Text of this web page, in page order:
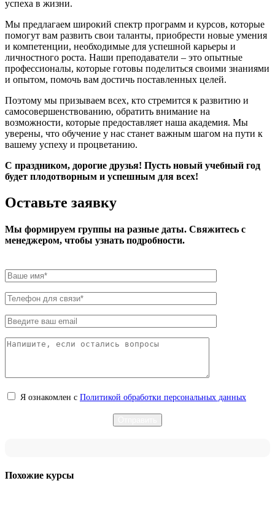
успеха в жизни.
Мы предлагаем широкий спектр программ и курсов, которые
помогут вам развить свои таланты, приобрести новые умения
и компетенции, необходимые для успешной карьеры и
личностного роста. Наши преподаватели – это опытные
профессионалы, которые готовы поделиться своими знаниями
и опытом, помочь вам достичь поставленных целей.
Поэтому мы призываем всех, кто стремится к развитию и
самосовершенствованию, обратить внимание на
возможности, которые предоставляет наша академия. Мы
уверены, что обучение у нас станет важным шагом на пути к
вашему успеху и процветанию.
С праздником, дорогие друзья! Пусть новый учебный год
будет плодотворным и успешным для всех!
Оставьте заявку
Мы формируем группы на разные даты. Свяжитесь с
менеджером, чтобы узнать подробности.
Я ознакомлен с Политикой обработки персональных данных
Похожие курсы